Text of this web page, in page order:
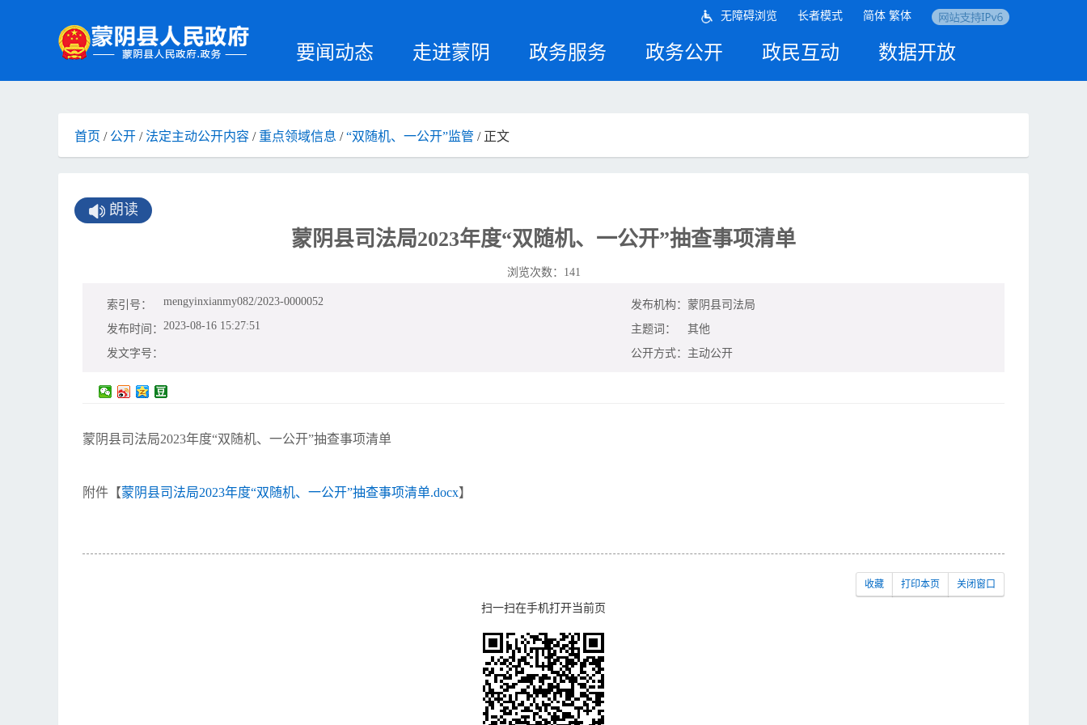
要闻动态 走进蒙阴 政务服务 政务公开 政民互动 数据开放
无障碍浏览 长者模式 简体 繁体
首页 / 公开 /法定主动公开内容 / 重点领域信息 /“双随机、一公开”监管 / 正文
朗读
蒙阴县司法局2023年度“双随机、一公开”抽查事项清单
浏览次数： 141
索引号： mengyinxianmy082/2023-0000052 发布机构： 蒙阴县司法局
发布时间： 2023-08-16 15:27:51 主题词：
其他
发文字号：
公开方式： 主动公开
蒙阴县司法局2023年度“双随机、一公开”抽查事项清单
附件【蒙阴县司法局2023年度“双随机、一公开”抽查事项清单.docx】
收藏 打印本页 关闭窗口
扫一扫在手机打开当前页